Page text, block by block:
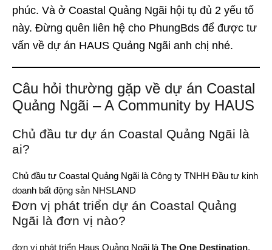
phúc. Và ở Coastal Quảng Ngãi hội tụ đủ 2 yếu tố
này. Đừng quên liên hệ cho PhungBds để được tư
vấn về dự án HAUS Quảng Ngãi anh chị nhé.
Câu hỏi thường gặp về dự án Coastal
Quảng Ngãi – A Community by HAUS
Chủ đầu tư dự án Coastal Quảng Ngãi là
ai?
Chủ đầu tư Coastal Quảng Ngãi là Công ty TNHH Đầu tư kinh
doanh bất động sản NHSLAND
Đơn vị phát triển dự án Coastal Quảng
Ngãi là đơn vị nào?
đơn vị phát triển Haus Quảng Ngãi là The One Destination,